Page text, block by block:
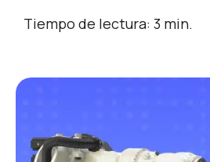
Tiempo de lectura: 3 min.